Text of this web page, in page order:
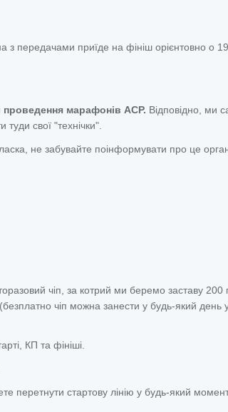
з передачами приїде на фініш орієнтовно о
проведення марафонів АСР. Відповідно, ми
свої "технічки".
не забувайте поінформувати про це
чіп, за котрий ми беремо заставу 200
(безплатно чіп можна занести у будь-який день
КП та фініші.
перетнути стартову лінію у будь-який